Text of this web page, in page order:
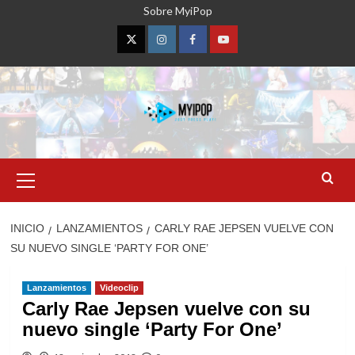
Sobre MyiPop
TwitterInstagramFacebookYouTube
primario
INICIO LANZAMIENTOS
CARLY RAE JEPSEN VUELVE CON
SU NUEVO SINGLE ‘PARTY FOR ONE’
Lanzamientos Videoclip
Carly Rae Jepsen vuelve con su
nuevo single ‘Party For One’